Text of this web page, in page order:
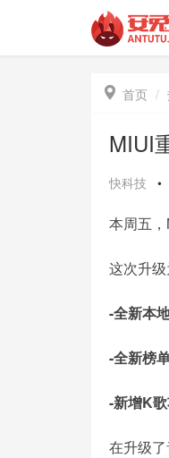
 首页
MIUI
快科技 •
本周五
这次升
-全新本
-全新榜
-新增K
在升级